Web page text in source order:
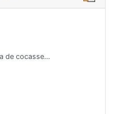
de cocasse...